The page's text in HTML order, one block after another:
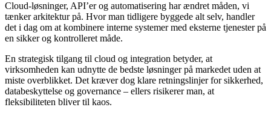
Cloud-løsninger, API’er og automatisering har ændret måden, vi
tænker arkitektur på. Hvor man tidligere byggede alt selv, handler
det i dag om at kombinere interne systemer med eksterne tjenester på
en sikker og kontrolleret måde.
En strategisk tilgang til cloud og integration betyder, at
virksomheden kan udnytte de bedste løsninger på markedet uden at
miste overblikket. Det kræver dog klare retningslinjer for sikkerhed,
databeskyttelse og governance – ellers risikerer man, at
fleksibiliteten bliver til kaos.